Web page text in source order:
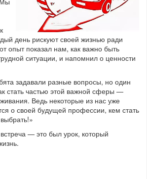
день рискуют своей жизнью ради
опыт показал нам, как важно быть
ситуации, и напомнил о ценности
задавали разные вопросы, но один
стать частью этой важной сферы —
Ведь некоторые из нас уже
о своей будущей профессии, кем стать
— это был урок, который